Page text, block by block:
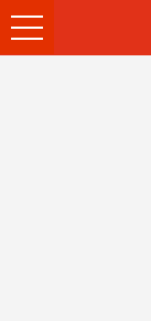
Ouvrir
le